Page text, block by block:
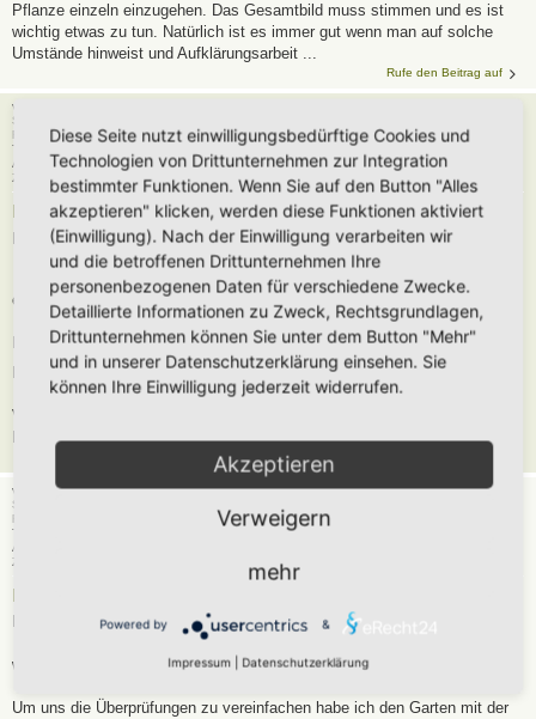
Pflanze einzeln einzugehen. Das Gesamtbild muss stimmen und es ist
wichtig etwas zu tun. Natürlich ist es immer gut wenn man auf solche
Umstände hinweist und Aufklärungsarbeit ...
Rufe den Beitrag auf
von
So 5. Jul 2026, 05:37
Forum:Eingetragener Hortus - Mein Hortus und ich!
Thema:
Antworten:43
Zugriffe:
26166
Re: Hortus Amoris Nostri
Hallo Eva,
ein tolles fleckchen Erde habt Ihr hier geschaffen
Ich habe den Hortus eingetragen und vorgestellt. Viel Spaß weiterhin im
Hortus-Netzwerk.
Viele Grüße
von
Polarwelt
So 28. Jun 2026, 08:43
Forum:
Thema:
Antworten:
Zugriffe:
Re: Hortus Zum Weißen Haas
willkommen im Hortus-Netzwerk. :hut
Um uns die Überprüfungen zu vereinfachen habe ich den Garten mit der
Diese Seite nutzt einwilligungsbedürftige Cookies und
Technologien von Drittunternehmen zur Integration
bestimmter Funktionen. Wenn Sie auf den Button "Alles
akzeptieren" klicken, werden diese Funktionen aktiviert
(Einwilligung). Nach der Einwilligung verarbeiten wir
und die betroffenen Drittunternehmen Ihre
personenbezogenen Daten für verschiedene Zwecke.
Detaillierte Informationen zu Zweck, Rechtsgrundlagen,
Drittunternehmen können Sie unter dem Button "Mehr"
und in unserer Datenschutzerklärung einsehen. Sie
können Ihre Einwilligung jederzeit widerrufen.
Akzeptieren
Verweigern
mehr
Powered by &
Impressum Datenschutzerklärung